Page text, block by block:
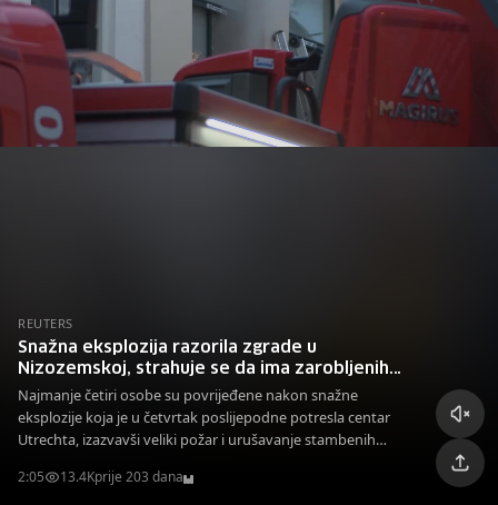
REUTERS
Snažna eksplozija razorila zgrade u
Nizozemskoj, strahuje se da ima zarobljenih
pod ruševinama
Najmanje četiri osobe su povrijeđene nakon snažne
eksplozije koja je u četvrtak poslijepodne potresla centar
Utrechta, izazvavši veliki požar i urušavanje stambenih
2:05 13.4Kprije 203 dana